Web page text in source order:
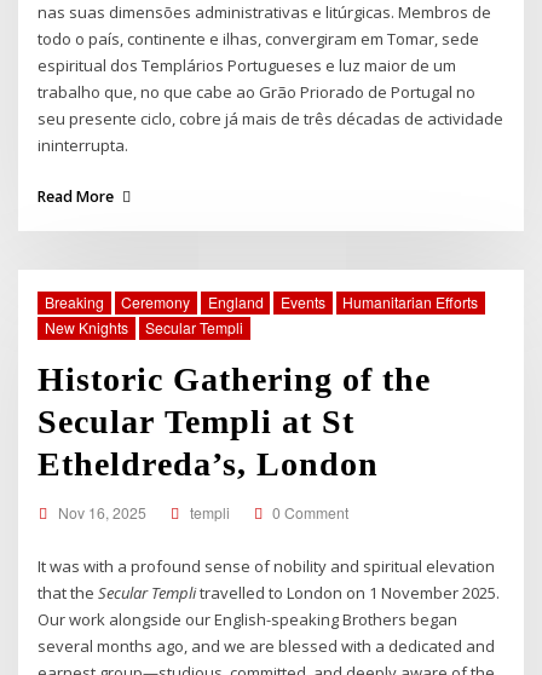
nas suas dimensões administrativas e litúrgicas. Membros de
todo o país, continente e ilhas, convergiram em Tomar, sede
espiritual dos Templários Portugueses e luz maior de um
trabalho que, no que cabe ao Grão Priorado de Portugal no
seu presente ciclo, cobre já mais de três décadas de actividade
ininterrupta.
Read More
Breaking Ceremony England Events
Humanitarian Efforts
New Knights
Secular Templi
Historic Gathering of the
Secular Templi at St
Etheldreda’s, London
Nov 16, 2025 templi 0 Comment
It was with a profound sense of nobility and spiritual elevation
that theSecular Templitravelled to London on 1 November 2025.
Our work alongside our English-speaking Brothers began
several months ago, and we are blessed with a dedicated and